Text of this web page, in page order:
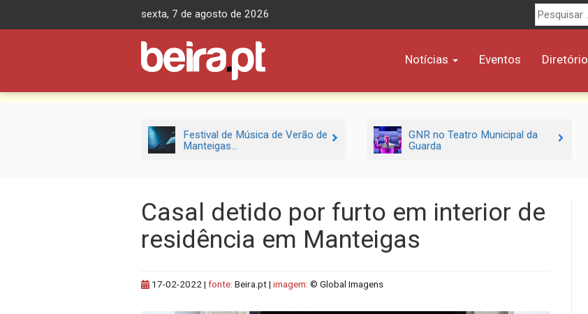
sexta, 7 de agosto de 2026
Procurar
por:
Notícias Eventos Diretório
Festival de Música de Verão de
Manteigas...
GNR no Teatro Municipal da
Guarda
Casal detido por furto em interior de
residência em Manteigas
17-02-2022| fonte: Beira.pt | imagem: © Global Imagens